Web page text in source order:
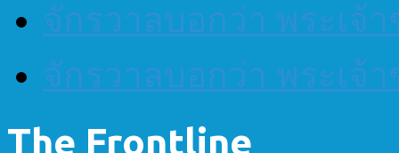
จักรวาลบอกว่า พระเจ้
จักรวาลบอกว่า พระเจ้
The Frontline